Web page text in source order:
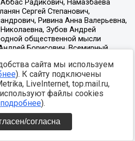
сайта мы используем
). К сайту подключены
LiveInternet, top.mail.ru,
файлы cookies
подробнее).
согласна